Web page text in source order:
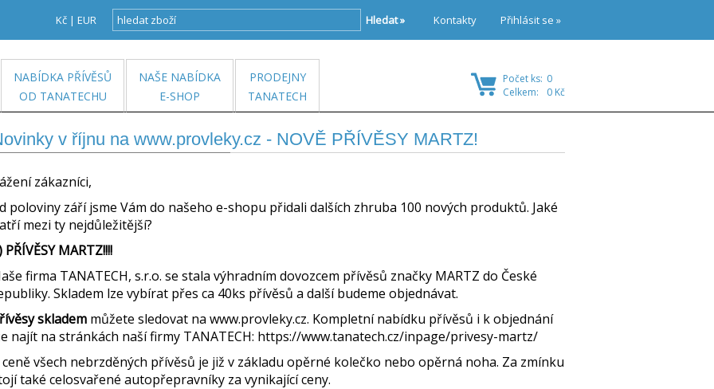
v říjnu na www.provleky.cz - NOVĚ PŘÍVĚSY MARTZ!
zákazníci,
poloviny září jsme Vám do našeho e-shopu přidali dalších zhruba 100 nových produktů. Jaké
mezi ty nejdůležitější?
PŘÍVĚSY MARTZ!!!!
firma TANATECH, s.r.o. se stala výhradním dovozcem přívěsů značky MARTZ do České
Skladem lze vybírat přes ca 40ks přívěsů a další budeme objednávat.
skladem můžete sledovat na www.provleky.cz. Kompletní nabídku přívěsů i k objednání
najít na stránkách naší firmy TANATECH: https://www.tanatech.cz/inpage/privesy-martz/
ceně všech nebrzděných přívěsů je již v základu opěrné kolečko nebo opěrná noha. Za zmínku
také celosvařené autopřepravníky za vynikající ceny.
Přihlásit se »
Kontakty
Hledat »
Kč | EUR
NABÍDKA PŘÍVĚSŮ
OD TANATECHU
NAŠE NABÍDKA
E-SHOP
PRODEJNY
TANATECH
Počet ks: 0
Celkem:
0 Kč